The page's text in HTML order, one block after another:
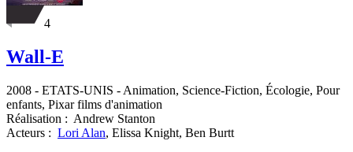
4
Wall-E
2008 - ETATS-UNIS - Animation, Science-Fiction, Écologie, Pour
enfants, Pixar films d'animation
Réalisation : Andrew Stanton
Acteurs : Lori Alan, Elissa Knight, Ben Burtt